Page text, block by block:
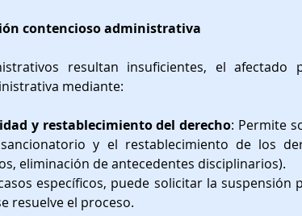
contencioso administrativa
resultan insuficientes, el afectado
mediante:
y restablecimiento del derecho: Permite
y el restablecimiento de los
eliminación de antecedentes disciplinarios).
específicos, puede solicitar la suspensión
resuelve el proceso.